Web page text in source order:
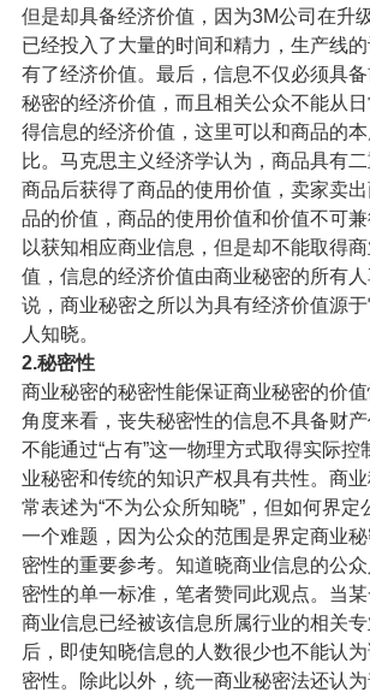
但是却具备经济价值，因为3M公司在升
已经投入了大量的时间和精力，生产线
有了经济价值。最后，信息不仅必须具
秘密的经济价值，而且相关公众不能从
得信息的经济价值，这里可以和商品的
比。马克思主义经济学认为，商品具有
商品后获得了商品的使用价值，卖家卖
品的价值，商品的使用价值和价值不可
以获知相应商业信息，但是却不能取得
值，信息的经济价值由商业秘密的所有
说，商业秘密之所以为具有经济价值源
人知晓。
2.秘密性
商业秘密的秘密性能保证商业秘密的价
角度来看，丧失秘密性的信息不具备财
不能通过“占有”这一物理方式取得实际控
业秘密和传统的知识产权具有共性。商
常表述为“不为公众所知晓”，但如何界定
一个难题，因为公众的范围是界定商业
密性的重要参考。知道晓商业信息的公
密性的单一标准，笔者赞同此观点。当
商业信息已经被该信息所属行业的相关
后，即使知晓信息的人数很少也不能认
密性。除此以外，统一商业秘密法还认